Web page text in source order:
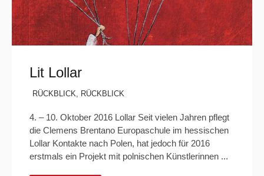
Lit Lollar
RÜCKBLICK, RÜCKBLICK
4. – 10. Oktober 2016 Lollar Seit vielen Jahren pflegt
die Clemens Brentano Europaschule im hessischen
Lollar Kontakte nach Polen, hat jedoch für 2016
erstmals ein Projekt mit polnischen Künstlerinnen ...